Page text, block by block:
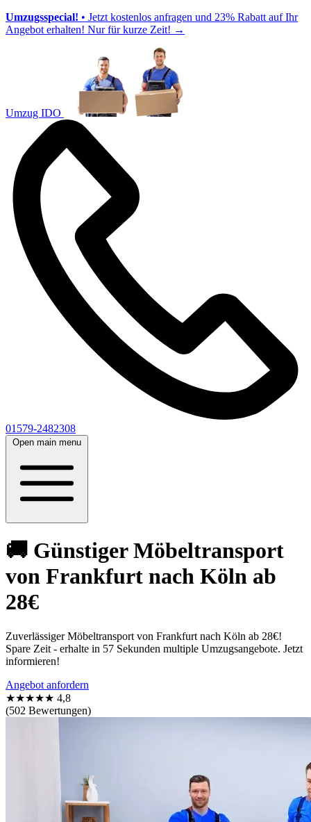
Umzugsspecial! • Jetzt kostenlos anfragen und 23% Rabatt auf Ihr
Angebot erhalten! Nur für kurze Zeit! →
Umzug IDO
01579-2482308
Open main menu
🚚 Günstiger Möbeltransport
von Frankfurt nach Köln ab
28€
Zuverlässiger Möbeltransport von Frankfurt nach Köln ab 28€!
Spare Zeit - erhalte in 57 Sekunden multiple Umzugsangebote. Jetzt
informieren!
Angebot anfordern
★★★★★ 4,8
(502 Bewertungen)